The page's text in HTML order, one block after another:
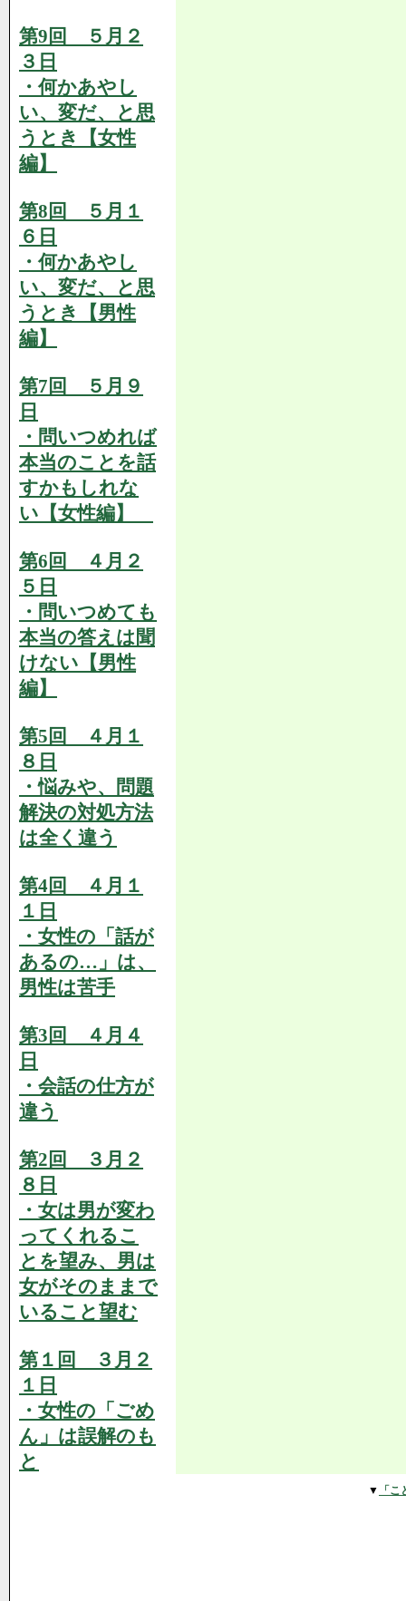
第9回 ５月２
３日
・何かあやし
い、変だ、と思
うとき【女性
編】
第8回 ５月１
６日
・何かあやし
い、変だ、と思
うとき【男性
編】
第7回 ５月９
日
・問いつめれば
本当のことを話
すかもしれな
い【女性編】
第6回 ４月２
５日
・問いつめても
本当の答えは聞
けない【男性
編】
第5回 ４月１
８日
・悩みや、問題
解決の対処方法
は全く違う
第4回 ４月１
１日
・女性の「話が
あるの…」は、
男性は苦手
第3回 ４月４
日
・会話の仕方が
違う
第2回 ３月２
８日
・女は男が変わ
ってくれるこ
とを望み、男は
女がそのままで
いること望む
第１回 ３月２
１日
・女性の「ごめ
ん」は誤解のも
と
▼ 「